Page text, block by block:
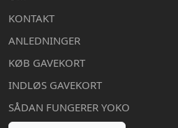
KONTAKT
ANLEDNINGER
KØB GAVEKORT
INDLØS GAVEKORT
SÅDAN FUNGERER YOKO